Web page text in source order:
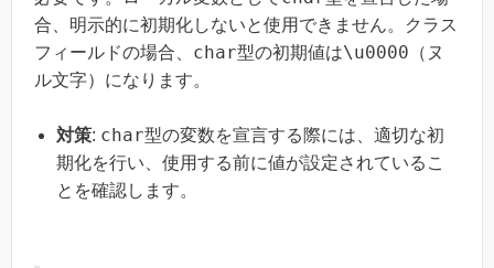
合、明示的に初期化しないと使用できません。クラス
フィールドの場合、 char型の初期値は\u0000 （ヌ
ル文字）になります。
対策: char型の変数を宣言する際には、適切な初
期化を行い、使用する前に値が設定されているこ
とを確認します。